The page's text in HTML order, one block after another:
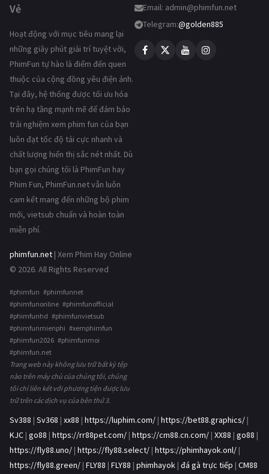
Vẻ
Hoạt động với mục tiêu mang lại
những giây phút giải trí tuyệt vời,
PhimFun tự hào là điểm đến quen
thuộc của cộng đồng yêu điện ảnh.
Tại đây, hệ thống được tối ưu hóa
trên hạ tầng mạnh mẽ để đảm bảo
trải nghiệm xem phim fun của bạn
luôn đạt tốc độ tải cực nhanh và
chất lượng hiển thị sắc nét nhất. Dù
bạn gọi chúng tôi là PhimFun hay
Phim Fun, PhimFun.net vẫn luôn
cam kết mang đến những bộ phim
mới, vietsub chuẩn và hoàn toàn
miễn phí.
phimfun.net | Xem Phim Hay Online
© 2026. All Rights Reserved
#phimfun #phimfunnet
#phimfunonline #phimfunofficial
#phimfunhd #phimfunvietsub
#phimfunmienphi #xemphimfun
#phimfun2026 #phimfunmoi
#phimfun.net
Trang web này không lưu trữ bất kỳ tệp
nào trên máy chủ của chúng tôi, chúng
tôi chỉ liên kết với phương tiện được lưu
trữ trên các dịch vụ của bên thứ 3.
Email: admin@phimfun.net
Telegram:@golden885
Sv388 | Sv368 | xx88 | https://luphim.com/ | https://bet88.graphics/ |
KJC | go88 | https://rr88pet.com/ | https://cm88.cn.com/ | XX88 | go88 |
https://fly88.uno/ | https://fly88.select/ | https://phimhayok.onl/ |
https://fly88.green/ | FLY88 | FLY88 | phimhayok | đá gà trực tiếp | CM88